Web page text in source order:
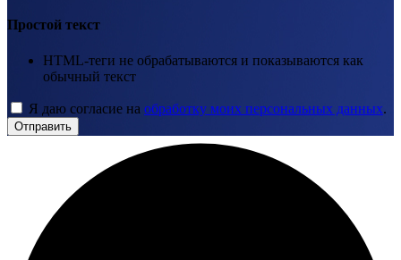
Простой текст
HTML-теги не обрабатываются и показываются как
обычный текст
Я даю согласие на обработку моих персональных данных.
Отправить